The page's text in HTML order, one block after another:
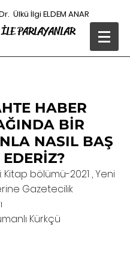
Ülkü İlgi ELDEM ANAR
İLE PARLAYANLAR
HABER
BİR
NASIL BAŞ
EDERİZ?
Kitap bölümü-2021 ,Yeni
Gazetecilik
Kürkçü